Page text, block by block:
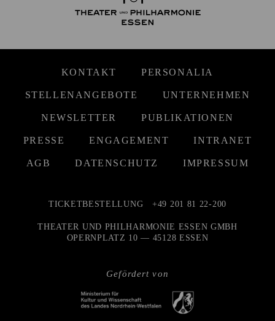
KONTAKT PERSONALIA
STELLENANGEBOTE UNTERNEHMEN
NEWSLETTER PUBLIKATIONEN
PRESSE ENGAGEMENT INTRANET
AGB DATENSCHUTZ IMPRESSUM
Gefördert von
TICKETBESTELLUNG +49 201 81 22-200
THEATER UND PHILHARMONIE ESSEN GMBH
OPERNPLATZ 10 — 45128 ESSEN